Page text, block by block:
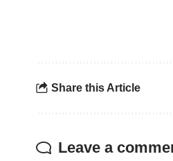
Share this Article
Leave a